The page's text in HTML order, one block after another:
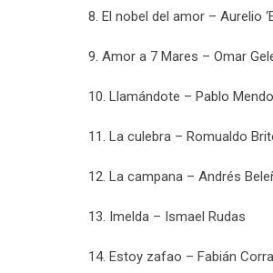
8. El nobel del amor – Aurelio
9. Amor a 7 Mares – Omar
10. Llamándote – Pablo
11. La culebra – Romualdo
12. La campana – Andrés
13. Imelda – Ismael Rudas
14. Estoy zafao – Fabián